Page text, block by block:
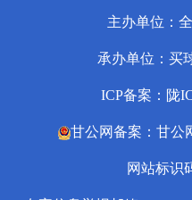
主办单位：
承办单位：买
ICP备案：陇
甘公网备案：甘公
网站标识